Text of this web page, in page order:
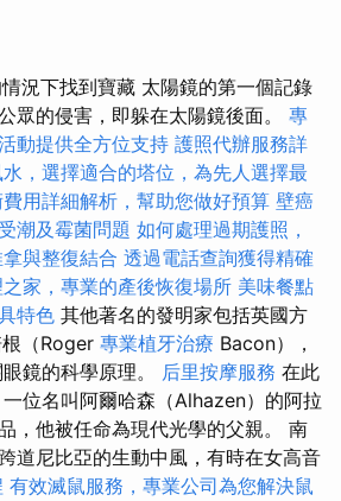
況下找到寶藏 太陽鏡的第一個記錄
眾的侵害，即躲在太陽鏡後面。 專
動提供全方位支持 護照代辦服務詳
，選擇適合的塔位，為先人選擇最
用詳細解析，幫助您做好預算 壁癌
潮及霉菌問題 如何處理過期護照，
與整復結合 透過電話查詢獲得精確
家，專業的產後恢復場所 美味餐點
特色 其他著名的發明家包括英國方
（Roger 專業植牙治療 Bacon），
鏡的科學原理。 后里按摩服務 在此
位名叫阿爾哈森（Alhazen）的阿拉
，他被任命為現代光學的父親。 南
道尼比亞的生動中風，有時在女高音
有效滅鼠服務，專業公司為您解決鼠